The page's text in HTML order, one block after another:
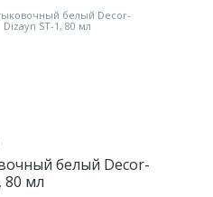
белый Decor-
80 мл